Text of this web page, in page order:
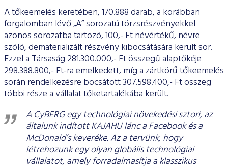
A tőkeemelés keretében, 170.888 darab, a korábban
forgalomban lévő „A” sorozatú törzsrészvényekkel
azonos sorozatba tartozó, 100,- Ft névértékű, névre
szóló, dematerializált részvény kibocsátására került sor.
Ezzel a Társaság 281.300.000,- Ft összegű alaptőkéje
298.388.800,- Ft-ra emelkedett, míg a zártkörű tőkeemelés
során rendelkezésre bocsátott 307.598.400,- Ft összeg
többi része a vállalat tőketartalékába került.
A CyBERG egy technológiai növekedési sztori, az
általunk indított KAJAHU lánc a Facebook és a
McDonald’s keveréke. Az a tervünk, hogy
létrehozunk egy olyan globális technológiai
vállalatot, amely forradalmasítja a klasszikus